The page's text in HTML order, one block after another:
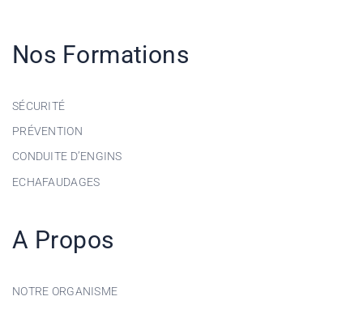
Nos Formations
SÉCURITÉ
PRÉVENTION
CONDUITE D’ENGINS
ECHAFAUDAGES
A Propos
NOTRE ORGANISME